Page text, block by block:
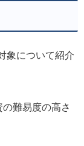
象について紹介
難易度の高さ